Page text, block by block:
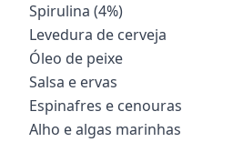
Spirulina (4%)
Levedura de cerveja
Óleo de peixe
Salsa e ervas
Espinafres e cenouras
Alho e algas marinhas